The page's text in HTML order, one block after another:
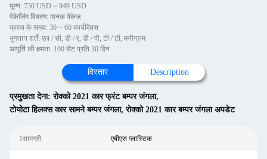
मूल्य: 730 USD ~ 949 USD
पैकेजिंग विवरण: मानक पैकेज
प्रसव के समय: 30 ~ 60 कार्यदिवस
भुगतान शर्तें: एल / सी, डी / ए, डी / पी, टी / टी, मनीग्राम
आपूर्ति की क्षमता: 100 सेट प्रति 30 दिन
विस्तार Description
प्रमुखता देना:रोक्को 2021 कार फ्रंट बम्पर जंगला,
टोयोटा हिलक्स कार सामने बम्पर जंगला,रोक्को 2021 कार बम्पर जंगला अपडेट
1सामग्री: एबीएस प्लास्टिक